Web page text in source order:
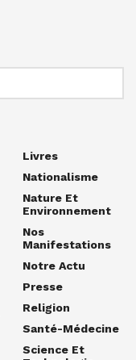
Livres
Nationalisme
Nature Et
Environnement
Nos
Manifestations
Notre Actu
Presse
Religion
Santé-Médecine
Science Et